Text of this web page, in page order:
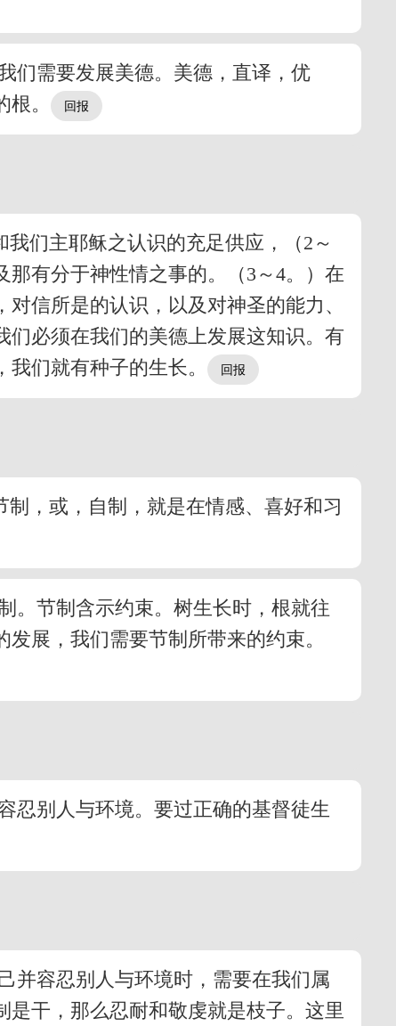
们需要发展美德。美德，直译，优
。
们主耶稣之认识的充足供应，（2～
有分于神性情之事的。（3～4。）在
信所是的认识，以及对神圣的能力、
必须在我们的美德上发展这知识。有
们就有种子的生长。
，或，自制，就是在情感、喜好和习
。节制含示约束。树生长时，根就往
展，我们需要节制所带来的约束。
忍别人与环境。要过正确的基督徒生
并容忍别人与环境时，需要在我们属
干，那么忍耐和敬虔就是枝子。这里